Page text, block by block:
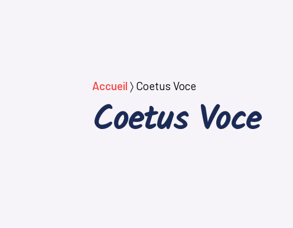
Accueil 〉 Coetus Voce
Coetus Voce